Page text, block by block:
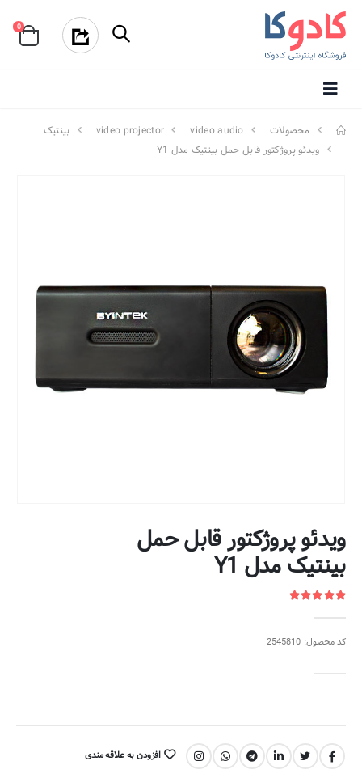
0
محصولات video audio
video projector
بینتیک
ویدئو پروژکتور قابل حمل بینتیک مدل Y1
ویدئو پروژکتور قابل حمل
بینتیک مدل Y1
کد محصول: 2545810
اشتراک گذاری: افزودن به علاقه مندی